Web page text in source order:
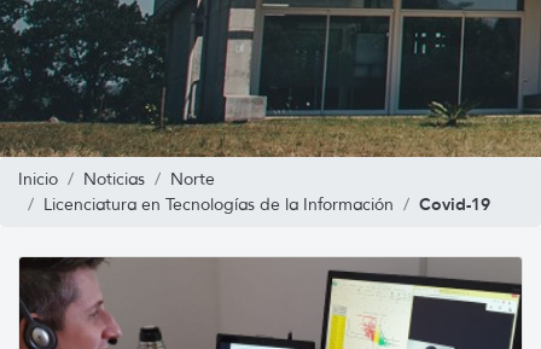
Inicio Noticias
Norte
Licenciatura en Tecnologías de la Información
Covid-19